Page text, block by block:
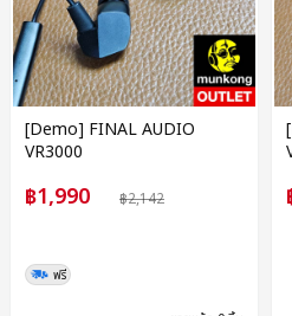
[Demo] FINAL AUDIO
VR3000
฿1,990 ฿2,142
ฟรี